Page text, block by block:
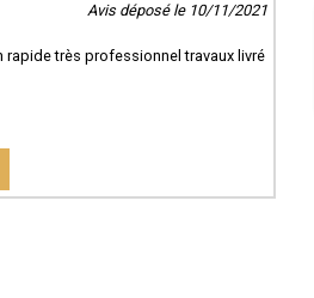
Avis déposé le 10/11/2021
très professionnel travaux livré